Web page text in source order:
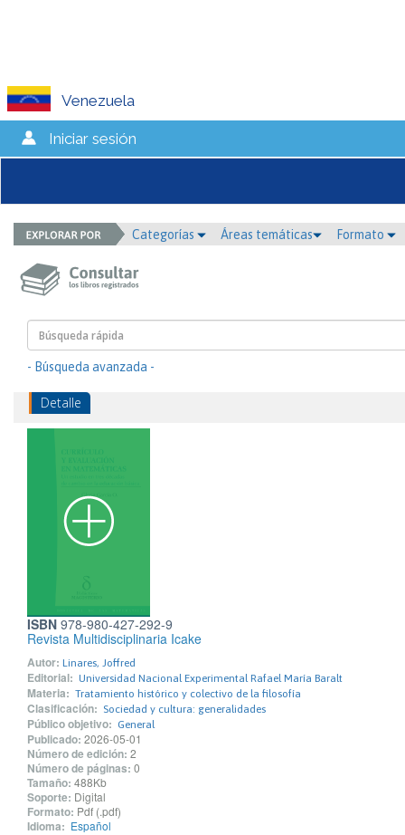
Venezuela
Iniciar sesión
Categorías Áreas temáticas Formato
- Búsqueda avanzada -
Detalle
ISBN 978-980-427-292-9
Revista Multidisciplinaria Icake
Autor: Linares, Joffred
Editorial: Universidad Nacional Experimental Rafael María Baralt
Materia: Tratamiento histórico y colectivo de la filosofía
Clasificación: Sociedad y cultura: generalidades
Público objetivo: General
Publicado: 2026-05-01
Número de edición: 2
Número de páginas: 0
Tamaño: 488Kb
Soporte: Digital
Formato: Pdf (.pdf)
Idioma: Español